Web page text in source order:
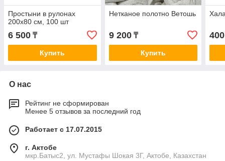
Простыни в рулонах
200х80 см, 100 шт
6 500 ₸
Купить
Нетканое полотно Ветошь
9 200₸
Купить
400
О нас
Рейтинг не сформирован
Менее 5 отзывов за последний год
Работает с 17.07.2015
г. Актобе
мкр.Батыс2, ул. Мустафы Шокая 3Г, Актобе, Казахстан